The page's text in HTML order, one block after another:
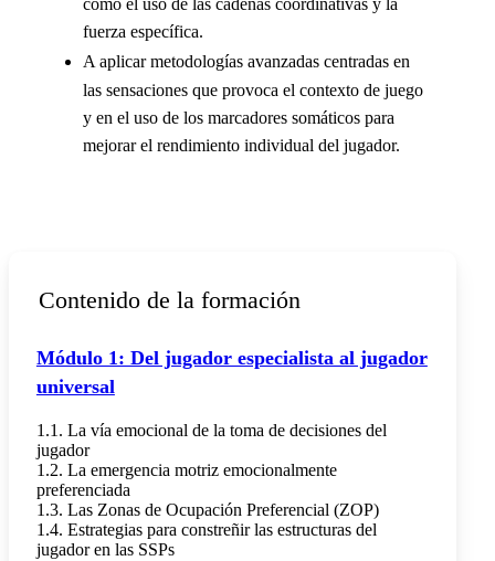
como el uso de las cadenas coordinativas y la
fuerza específica.
A aplicar metodologías avanzadas centradas en
las sensaciones que provoca el contexto de juego
y en el uso de los marcadores somáticos para
mejorar el rendimiento individual del jugador.
Contenido de la formación
Módulo 1: Del jugador especialista al jugador
universal
1.1. La vía emocional de la toma de decisiones del
jugador
1.2. La emergencia motriz emocionalmente
preferenciada
1.3. Las Zonas de Ocupación Preferencial (ZOP)
1.4. Estrategias para constreñir las estructuras del
jugador en las SSPs